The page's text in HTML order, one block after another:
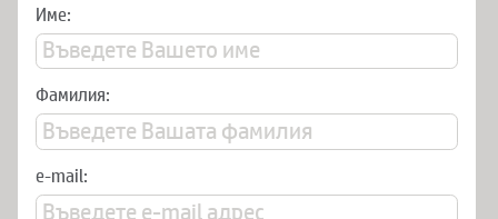
Име:
Фамилия:
e-mail: